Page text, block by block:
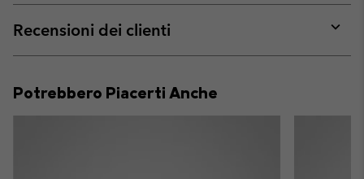
or
Recensioni dei clienti
or
Potrebbero Piacerti Anche